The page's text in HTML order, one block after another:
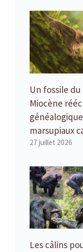
Un fossile
Miocène
marsupiaux
27 juillet 2026
Les câlins